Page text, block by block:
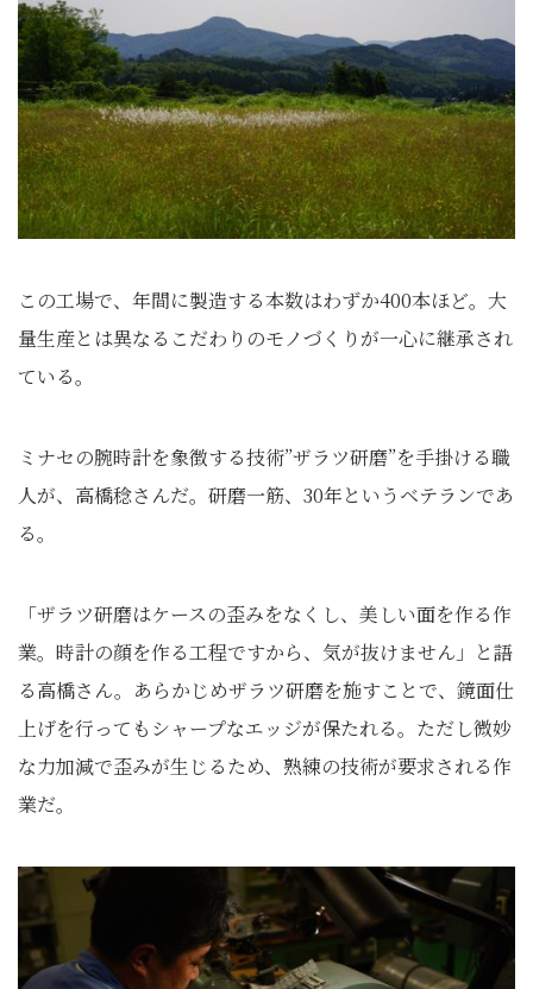
この工場で、年間に製造する本数はわずか400本ほど。大
量生産とは異なるこだわりのモノづくりが一心に継承され
ている。
ミナセの腕時計を象徴する技術”ザラツ研磨”を手掛ける職
人が、高橋稔さんだ。研磨一筋、30年というベテランであ
る。
「ザラツ研磨はケースの歪みをなくし、美しい面を作る作
業。時計の顔を作る工程ですから、気が抜けません」と語
る高橋さん。あらかじめザラツ研磨を施すことで、鏡面仕
上げを行ってもシャープなエッジが保たれる。ただし微妙
な力加減で歪みが生じるため、熟練の技術が要求される作
業だ。